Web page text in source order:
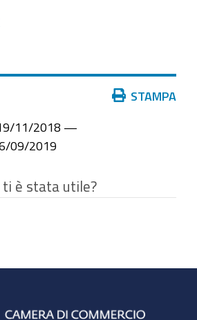
STAMPA
11/2018 —
09/2019
ti è stata utile?